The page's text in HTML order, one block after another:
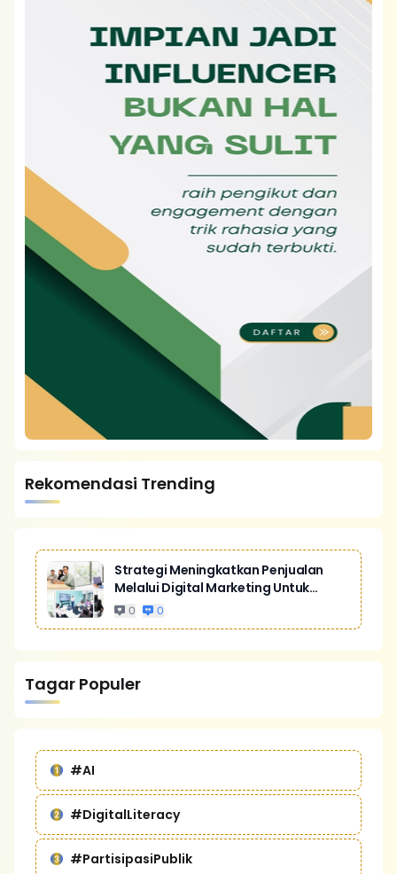
Rekomendasi Trending
Strategi Meningkatkan Penjualan
Melalui Digital Marketing Untuk
Bisnis Yang Lebih Kompetitif
0 0
Tagar Populer
#AI
#DigitalLiteracy
#PartisipasiPublik